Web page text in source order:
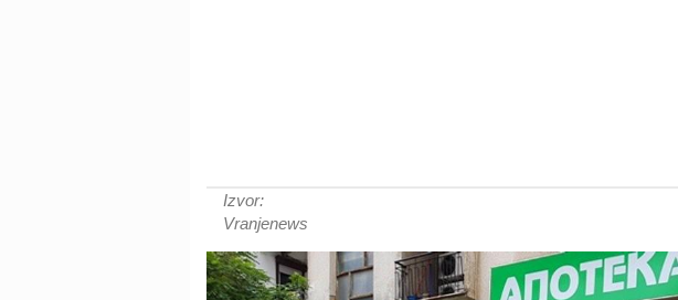
Izvor:
Vranjenews